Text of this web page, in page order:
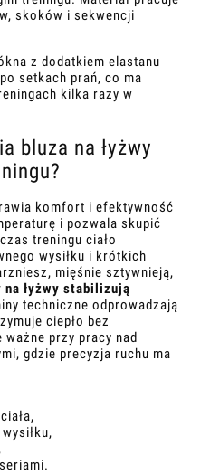
skoków i sekwencji
z dodatkiem elastanu
setkach prań, co ma
kilka razy w
bluza na łyżwy
komfort i efektywność
i pozwala skupić
treningu ciało
wysiłku i krótkich
mięśnie sztywnieją,
na łyżwy stabilizują
techniczne odprowadzają
ciepło bez
przy pracy nad
gdzie precyzja ruchu ma